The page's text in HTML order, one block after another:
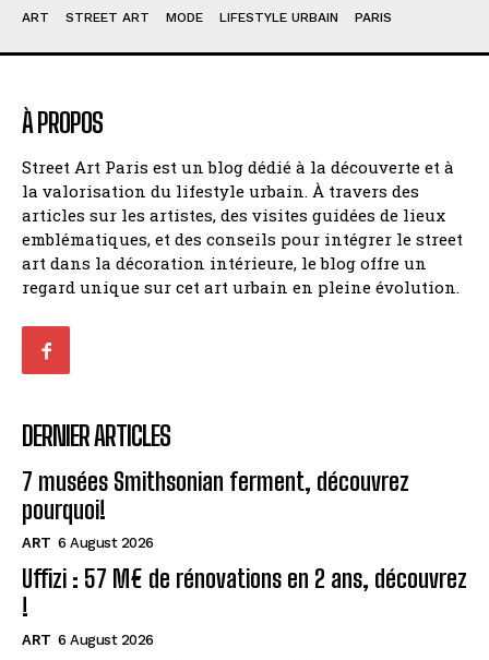
ART STREET ART MODE LIFESTYLE URBAIN PARIS
À PROPOS
Street Art Paris est un blog dédié à la découverte et à
la valorisation du lifestyle urbain. À travers des
articles sur les artistes, des visites guidées de lieux
emblématiques, et des conseils pour intégrer le street
art dans la décoration intérieure, le blog offre un
regard unique sur cet art urbain en pleine évolution.
DERNIER ARTICLES
7 musées Smithsonian ferment, découvrez
pourquoi!
ART 6 August 2026
Uffizi : 57 M€ de rénovations en 2 ans, découvrez
!
ART 6 August 2026